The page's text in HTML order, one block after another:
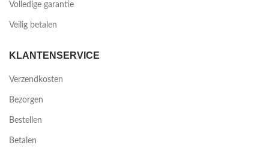
Volledige garantie
Veilig betalen
KLANTENSERVICE
Verzendkosten
Bezorgen
Bestellen
Betalen